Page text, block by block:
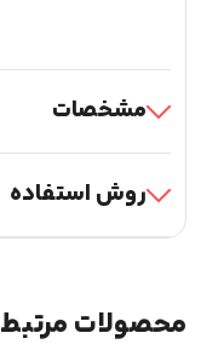
مشخصات
روش استفاده
محصولات مرتبط